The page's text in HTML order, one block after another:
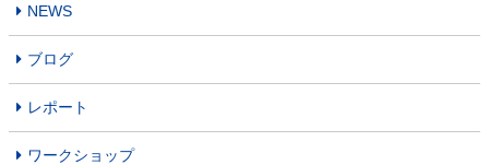
NEWS
ブログ
レポート
ワークショップ